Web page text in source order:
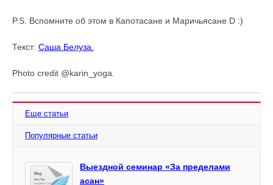
P.S. Вспомните об этом в Капотасане и Маричьясане D :)
Текст: Саша Белуза.
Photo credit @karin_yoga.
Еще статьи
Популярные статьи
Выездной семинар «За пределами
асан»